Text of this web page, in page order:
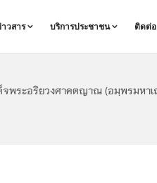
วสาร บริการประชาชน ติดต่อ
จพระอริยวงศาคตญาณ (อมฺพรมหาเ